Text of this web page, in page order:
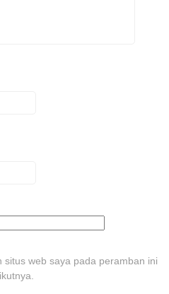
situs web saya pada peramban ini